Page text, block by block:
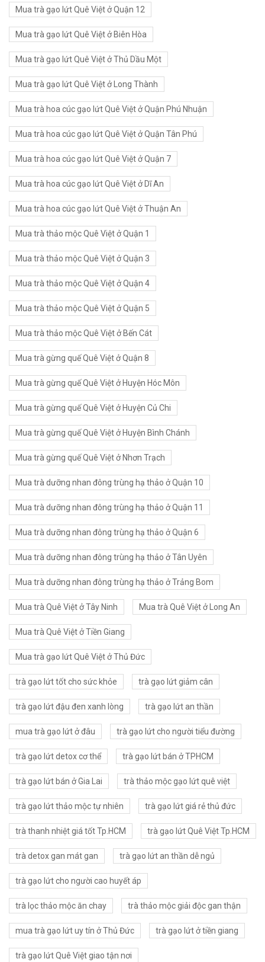
Mua trà gạo lứt Quê Việt ở Quận 12
Mua trà gạo lứt Quê Việt ở Biên Hòa
Mua trà gạo lứt Quê Việt ở Thủ Dầu Một
Mua trà gạo lứt Quê Việt ở Long Thành
Mua trà hoa cúc gạo lứt Quê Việt ở Quận Phú Nhuận
Mua trà hoa cúc gạo lứt Quê Việt ở Quận Tân Phú
Mua trà hoa cúc gạo lứt Quê Việt ở Quận 7
Mua trà hoa cúc gạo lứt Quê Việt ở Dĩ An
Mua trà hoa cúc gạo lứt Quê Việt ở Thuận An
Mua trà thảo mộc Quê Việt ở Quận 1
Mua trà thảo mộc Quê Việt ở Quận 3
Mua trà thảo mộc Quê Việt ở Quận 4
Mua trà thảo mộc Quê Việt ở Quận 5
Mua trà thảo mộc Quê Việt ở Bến Cát
Mua trà gừng quế Quê Việt ở Quận 8
Mua trà gừng quế Quê Việt ở Huyện Hóc Môn
Mua trà gừng quế Quê Việt ở Huyện Củ Chi
Mua trà gừng quế Quê Việt ở Huyện Bình Chánh
Mua trà gừng quế Quê Việt ở Nhơn Trạch
Mua trà dưỡng nhan đông trùng hạ thảo ở Quận 10
Mua trà dưỡng nhan đông trùng hạ thảo ở Quận 11
Mua trà dưỡng nhan đông trùng hạ thảo ở Quận 6
Mua trà dưỡng nhan đông trùng hạ thảo ở Tân Uyên
Mua trà dưỡng nhan đông trùng hạ thảo ở Trảng Bom
Mua trà Quê Việt ở Tây Ninh Mua trà Quê Việt ở Long An
Mua trà Quê Việt ở Tiền Giang
Mua trà gạo lứt Quê Việt ở Thủ Đức
trà gạo lứt tốt cho sức khỏe trà gạo lứt giảm cân
trà gạo lứt đậu đen xanh lòng trà gạo lứt an thần
mua trà gạo lứt ở đâu trà gạo lứt cho người tiểu đường
trà gạo lứt detox cơ thể trà gạo lứt bán ở TPHCM
trà gạo lứt bán ở Gia Lai trà thảo mộc gạo lứt quê việt
trà gạo lứt thảo mộc tự nhiên trà gạo lứt giá rẻ thủ đức
trà thanh nhiệt giá tốt Tp.HCM trà gạo lứt Quê Việt Tp.HCM
trà detox gan mát gan trà gạo lứt an thần dễ ngủ
trà gạo lứt cho người cao huyết áp
trà lọc thảo mộc ăn chay trà thảo mộc giải độc gan thận
mua trà gạo lứt uy tín ở Thủ Đức trà gạo lứt ở tiền giang
trà gạo lứt Quê Việt giao tận nơi